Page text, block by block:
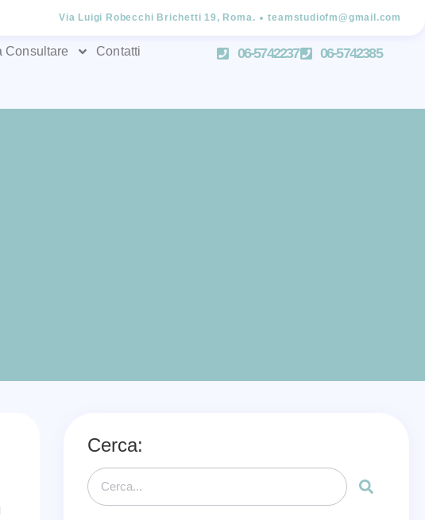
Via Luigi Robecchi Brichetti 19, Roma. teamstudiofm@gmail.com
Consultare Contatti 06-5742237 06-5742385
Cerca: